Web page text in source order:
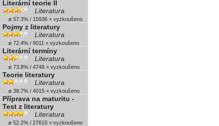
Literární teorie II
Literatura
ø 57.3% / 15936 × vyzkoušeno
Pojmy z literatury
Literatura
ø 72.4% / 9011 × vyzkoušeno
Literární termíny
Literatura
ø 73.8% / 4748 × vyzkoušeno
Teorie literatury
Literatura
ø 38.7% / 4015 × vyzkoušeno
Příprava na maturitu -
Test z literatury
Literatura
ø 52.2% / 27615 × vyzkoušeno